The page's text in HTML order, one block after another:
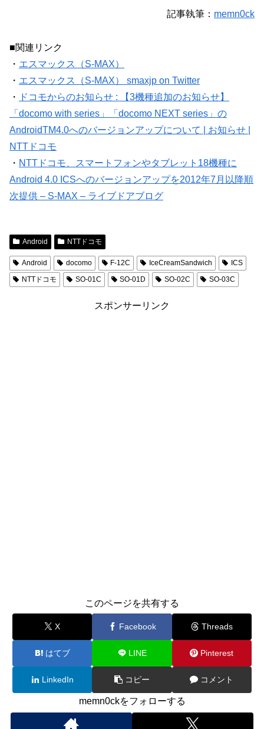
記事執筆： memn0ck
■関連リンク
・ エスマックス（S-MAX）
・ エスマックス（S-MAX） smaxjp on Twitter
・
ドコモからのお知らせ : 【3機種追加のお知らせ】
「docomo with series」「docomo NEXT series」の
AndroidTM4.0へのバージョンアップについて | お知らせ |
NTTドコモ
・ NTTドコモ、スマートフォンやタブレット18機種に
Android 4.0 ICSへのバージョンアップを2012年7月以降順
次提供 – S-MAX – ライブドアブログ
Android NTTドコモ
Android docomo F-12C IceCreamSandwich
ICS
NTTドコモ
SO-01C SO-01D SO-02C SO-03C
スポンサーリンク
このページを共有する
X Facebook Threads
はてブ LINE Pinterest
LinkedIn コピー コメント
memn0ckをフォローする